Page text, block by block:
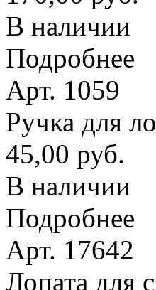
В наличии
Подробнее
Арт. 1059
Ручка для
45,00 руб.
В наличии
Подробнее
Арт. 17642
Лопата для